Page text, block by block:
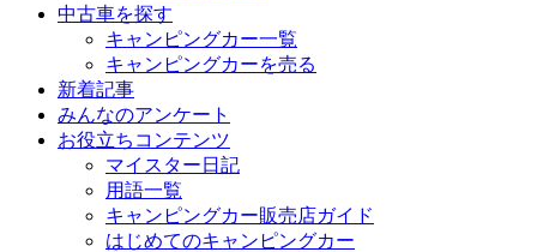
中古車を探す
キャンピングカー一覧
キャンピングカーを売る
新着記事
みんなのアンケート
お役立ちコンテンツ
マイスター日記
用語一覧
キャンピングカー販売店ガイド
はじめてのキャンピングカー